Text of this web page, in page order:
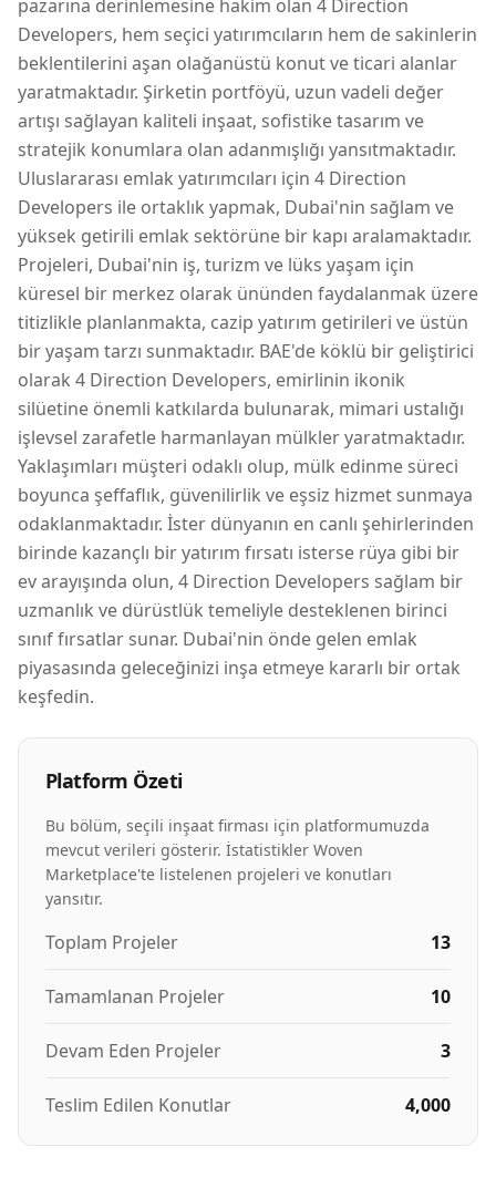
sağlam bir uzmanlık ve dürüstlük temeliyle desteklenen
birinci sınıf fırsatlar sunar. Dubai'nin önde gelen emlak
piyasasında geleceğinizi inşa etmeye kararlı bir ortak
keşfedin.
pazarına derinlemesine hakim olan 4 Direction
Developers, hem seçici yatırımcıların hem de sakinlerin
beklentilerini aşan olağanüstü konut ve ticari alanlar
yaratmaktadır. Şirketin portföyü, uzun vadeli değer
artışı sağlayan kaliteli inşaat, sofistike tasarım ve
stratejik konumlara olan adanmışlığı yansıtmaktadır.
Uluslararası emlak yatırımcıları için 4 Direction
Developers ile ortaklık yapmak, Dubai'nin sağlam ve
yüksek getirili emlak sektörüne bir kapı aralamaktadır.
Projeleri, Dubai'nin iş, turizm ve lüks yaşam için
küresel bir merkez olarak ününden faydalanmak üzere
titizlikle planlanmakta, cazip yatırım getirileri ve üstün
bir yaşam tarzı sunmaktadır. BAE'de köklü bir geliştirici
olarak 4 Direction Developers, emirlinin ikonik
silüetine önemli katkılarda bulunarak, mimari ustalığı
işlevsel zarafetle harmanlayan mülkler yaratmaktadır.
Yaklaşımları müşteri odaklı olup, mülk edinme süreci
boyunca şeffaflık, güvenilirlik ve eşsiz hizmet sunmaya
odaklanmaktadır. İster dünyanın en canlı şehirlerinden
birinde kazançlı bir yatırım fırsatı isterse rüya gibi bir
ev arayışında olun, 4 Direction Developers sağlam bir
uzmanlık ve dürüstlük temeliyle desteklenen birinci
sınıf fırsatlar sunar. Dubai'nin önde gelen emlak
piyasasında geleceğinizi inşa etmeye kararlı bir ortak
keşfedin.
Platform Özeti
Bu bölüm, seçili inşaat firması için platformumuzda
mevcut verileri gösterir. İstatistikler Woven
Marketplace'te listelenen projeleri ve konutları
yansıtır.
Toplam Projeler 13
Tamamlanan Projeler 10
Devam Eden Projeler 3
Teslim Edilen Konutlar 4,000